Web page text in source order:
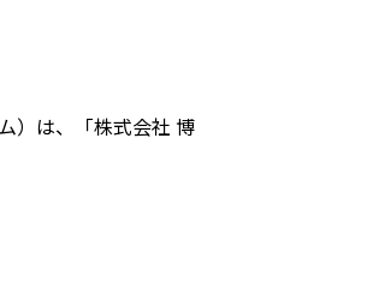
）は、「株式会社 博